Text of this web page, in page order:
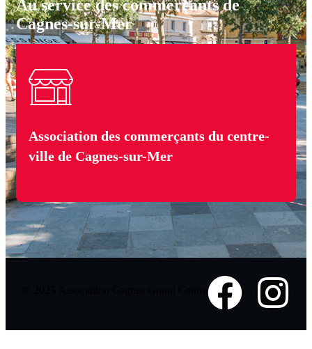
Au service des commerçants de
Cagnes-sur-Mer
Association des commerçants du centre-
ville de Cagnes-sur-Mer